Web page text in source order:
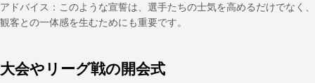
アドバイス：このような宣誓は、選手たちの士気を高めるだけでなく、
観客との一体感を生むためにも重要です。
大会やリーグ戦の開会式